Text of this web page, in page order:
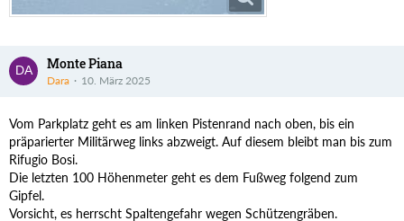
Monte Piana
Dara 10. März 2025
Vom Parkplatz geht es am linken Pistenrand nach oben, bis ein
präparierter Militärweg links abzweigt. Auf diesem bleibt man bis zum
Rifugio Bosi.
Die letzten 100 Höhenmeter geht es dem Fußweg folgend zum
Gipfel.
Vorsicht, es herrscht Spaltengefahr wegen Schützengräben.